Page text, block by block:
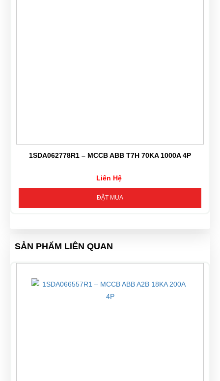
1SDA062778R1 – MCCB ABB T7H 70KA 1000A 4P
Liên Hệ
ĐẶT MUA
SẢN PHẨM LIÊN QUAN